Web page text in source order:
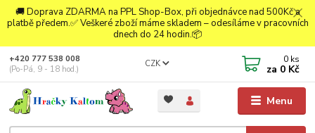
🚚 Doprava ZDARMA na PPL Shop-Box, při objednávce nad 500Kč a
platbě předem.✅ Veškeré zboží máme skladem – odesíláme v pracovních
dnech do 24 hodin.📦
Menu
CZK
+420 777 538 008
(Po-Pá, 9 - 18 hod.)
0 ks
za 0 Kč